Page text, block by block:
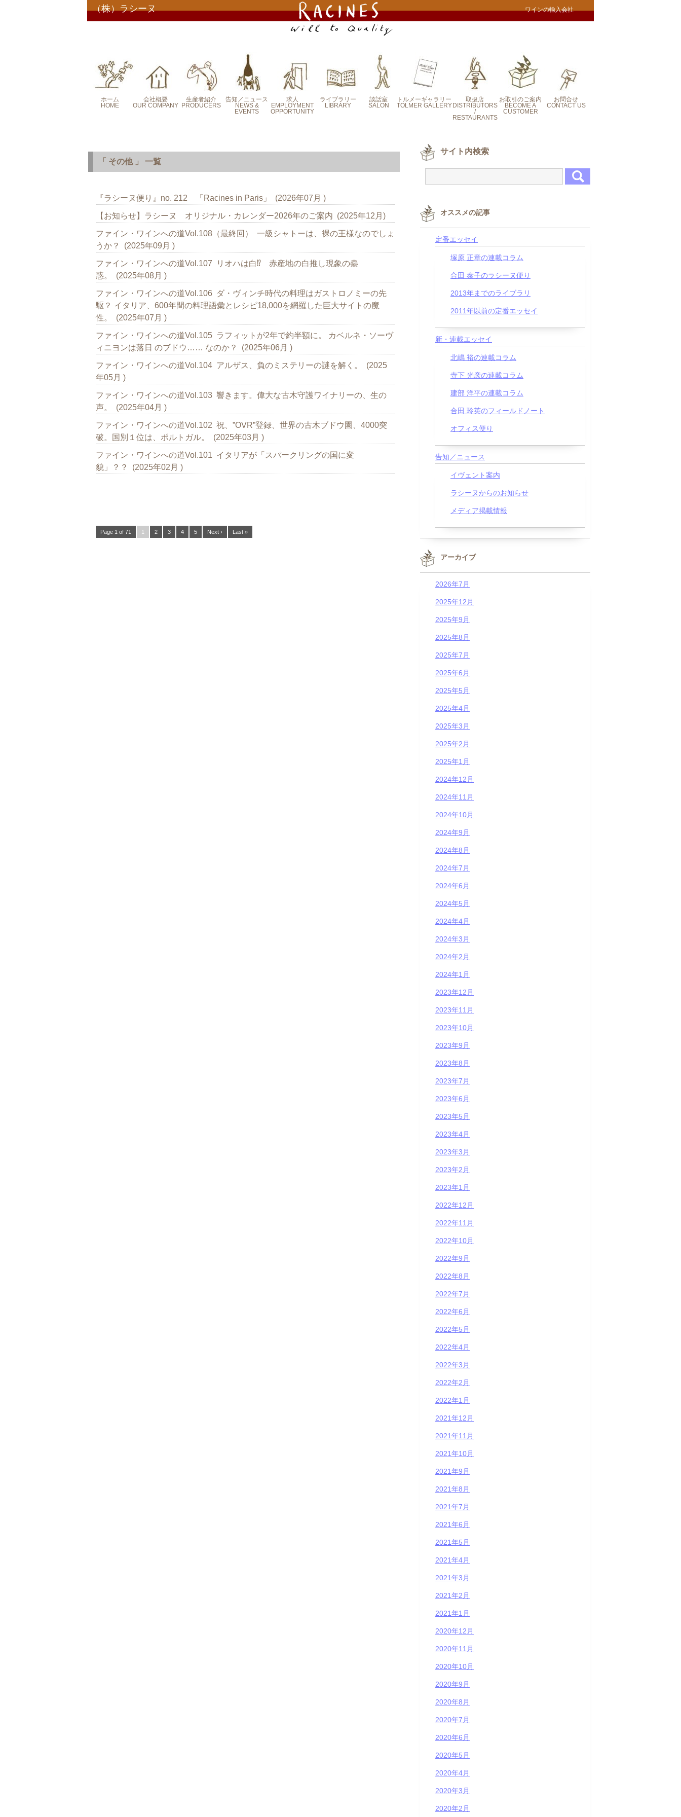
（株）ラシーヌ ワインの輸入会社
ホーム
HOME
会社概要
OUR COMPANY
生産者紹介
PRODUCERS
告知／ニュース
NEWS &
EVENTS
求人
EMPLOYMENT
OPPORTUNITY
ライブラリー
LIBRARY
談話室
SALON
トルメーギャラリー
TOLMER GALLERY
取扱店
DISTRIBUTORS
/
RESTAURANTS
お取引のご案内
BECOME A
CUSTOMER
お問合せ
CONTACT US
「 その他 」 一覧
『ラシーヌ便り』no. 212 「Racines in Paris」 (2026年07月 )
【お知らせ】ラシーヌ オリジナル・カレンダー2026年のご案内 (2025年12月)
ファイン・ワインへの道Vol.108（最終回） 一級シャトーは、裸の王様なのでしょ
うか？ (2025年09月 )
ファイン・ワインへの道Vol.107 リオハは白⁉ 赤産地の白推し現象の蠱
惑。 (2025年08月 )
ファイン・ワインへの道Vol.106 ダ・ヴィンチ時代の料理はガストロノミーの先
駆？ イタリア、600年間の料理語彙とレシピ18,000を網羅した巨大サイトの魔
性。 (2025年07月 )
ファイン・ワインへの道Vol.105 ラフィットが2年で約半額に。 カベルネ・ソーヴ
ィニヨンは落日 のブドウ…… なのか？ (2025年06月 )
ファイン・ワインへの道Vol.104 アルザス、負のミステリーの謎を解く。 (2025
年05月 )
ファイン・ワインへの道Vol.103 響きます。偉大な古木守護ワイナリーの、生の
声。 (2025年04月 )
ファイン・ワインへの道Vol.102 祝、”OVR”登録、世界の古木ブドウ園、4000突
破。国別１位は、ポルトガル。 (2025年03月 )
ファイン・ワインへの道Vol.101 イタリアが「スパークリングの国に変
貌」？？ (2025年02月 )
Page 1 of 71 1 2 3 4 5 Next › Last »
サイト内検索
オススメの記事
定番エッセイ
塚原 正章の連載コラム
合田 泰子のラシーヌ便り
2013年までのライブラリ
2011年以前の定番エッセイ
新・連載エッセイ
北嶋 裕の連載コラム
寺下 光彦の連載コラム
建部 洋平の連載コラム
合田 玲英のフィールドノート
オフィス便り
告知／ニュース
イヴェント案内
ラシーヌからのお知らせ
メディア掲載情報
アーカイブ
2026年7月
2025年12月
2025年9月
2025年8月
2025年7月
2025年6月
2025年5月
2025年4月
2025年3月
2025年2月
2025年1月
2024年12月
2024年11月
2024年10月
2024年9月
2024年8月
2024年7月
2024年6月
2024年5月
2024年4月
2024年3月
2024年2月
2024年1月
2023年12月
2023年11月
2023年10月
2023年9月
2023年8月
2023年7月
2023年6月
2023年5月
2023年4月
2023年3月
2023年2月
2023年1月
2022年12月
2022年11月
2022年10月
2022年9月
2022年8月
2022年7月
2022年6月
2022年5月
2022年4月
2022年3月
2022年2月
2022年1月
2021年12月
2021年11月
2021年10月
2021年9月
2021年8月
2021年7月
2021年6月
2021年5月
2021年4月
2021年3月
2021年2月
2021年1月
2020年12月
2020年11月
2020年10月
2020年9月
2020年8月
2020年7月
2020年6月
2020年5月
2020年4月
2020年3月
2020年2月